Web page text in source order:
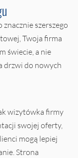
szerszego
Twoja firma
świecie, a nie
drzwi do nowych
wizytówka firmy
swojej oferty,
mogą lepiej
Strona